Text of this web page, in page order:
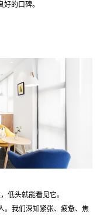
的口碑。
低头就能看见它。
。我们深知紧张、疲惫、焦